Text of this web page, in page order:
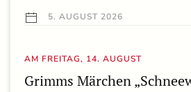
5. AUGUST 2026
AM FREITAG, 14. AUGUST
Grimms Märchen